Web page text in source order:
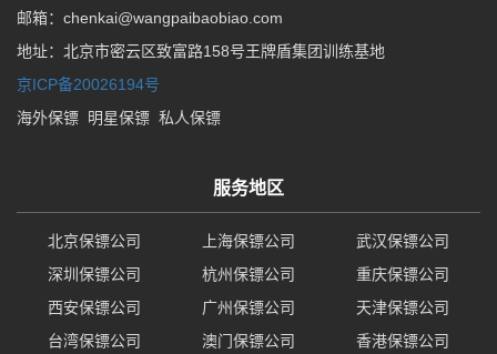
邮箱：chenkai@wangpaibaobiao.com
地址：北京市密云区致富路158号王牌盾集团训练基地
京ICP备20026194号
海外保镖
明星保镖 私人保镖
服务地区
北京保镖公司 上海保镖公司
武汉保镖公司
深圳保镖公司
杭州保镖公司
重庆保镖公司
西安保镖公司
广州保镖公司
天津保镖公司
台湾保镖公司
澳门保镖公司
香港保镖公司